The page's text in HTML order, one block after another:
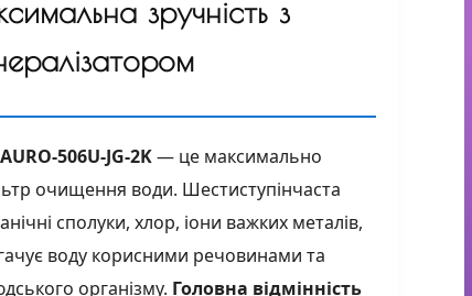
зручність з
506U-JG-2K— це максимально
очищення води. Шестиступінчаста
сполуки, хлор, іони важких металів,
воду корисними речовинами та
організму. Головна відмінність